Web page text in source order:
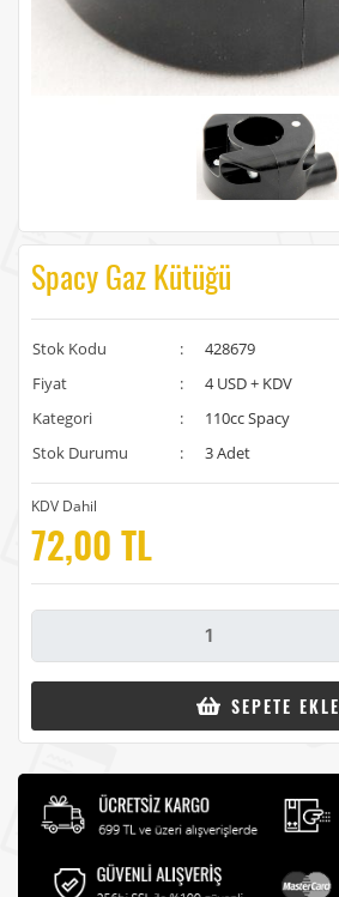
Spacy Gaz Kütüğü
Stok Kodu :
428679
Fiyat
:
4 USD + KDV
Kategori
:
110cc Spacy
Stok Durumu
: 3 Adet
KDV Dahil
72,00 TL
SEPETE EKLE